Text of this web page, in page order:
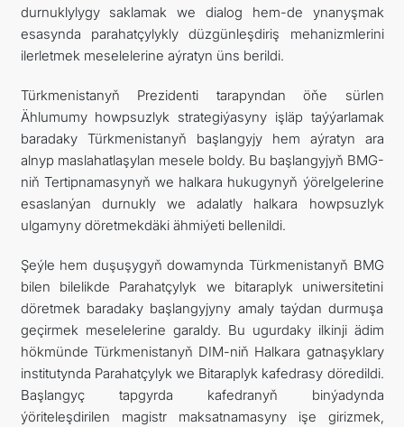
durnuklylygy saklamak we dialog hem-de ynanyşmak
esasynda parahatçylykly düzgünleşdiriş mehanizmlerini
ilerletmek meselelerine aýratyn üns berildi.
Türkmenistanyň Prezidenti tarapyndan öňe sürlen
Ählumumy howpsuzlyk strategiýasyny işläp taýýarlamak
baradaky Türkmenistanyň başlangyjy hem aýratyn ara
alnyp maslahatlaşylan mesele boldy. Bu başlangyjyň BMG-
niň Tertipnamasynyň we halkara hukugynyň ýörelgelerine
esaslanýan durnukly we adalatly halkara howpsuzlyk
ulgamyny döretmekdäki ähmiýeti bellenildi.
Şeýle hem duşuşygyň dowamynda Türkmenistanyň BMG
bilen bilelikde Parahatçylyk we bitaraplyk uniwersitetini
döretmek baradaky başlangyjyny amaly taýdan durmuşa
geçirmek meselelerine garaldy. Bu ugurdaky ilkinji ädim
hökmünde Türkmenistanyň DIM-niň Halkara gatnaşyklary
institutynda Parahatçylyk we Bitaraplyk kafedrasy döredildi.
Başlangyç tapgyrda kafedranyň binýadynda
ýöriteleşdirilen magistr maksatnamasyny işe girizmek,